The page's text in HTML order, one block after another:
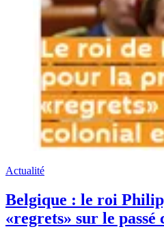
Actualité
Belgique : le roi
«regrets» sur le